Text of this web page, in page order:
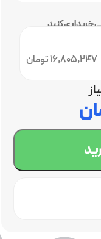
خریداری کنید
16,805,247 تومان